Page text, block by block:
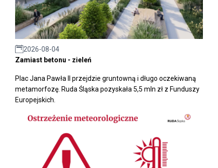
2026-08-04
Zamiast betonu - zieleń
Plac Jana Pawła II przejdzie gruntowną i długo oczekiwaną
metamorfozę. Ruda Śląska pozyskała 5,5 mln zł z Funduszy
Europejskich.